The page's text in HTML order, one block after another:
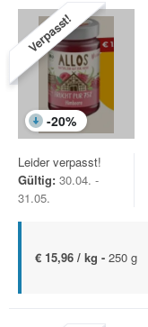
Verpasst!
-20%
Leider verpasst!
Gültig: 30.04. -
31.05.
€ 15,96 / kg - 250 g